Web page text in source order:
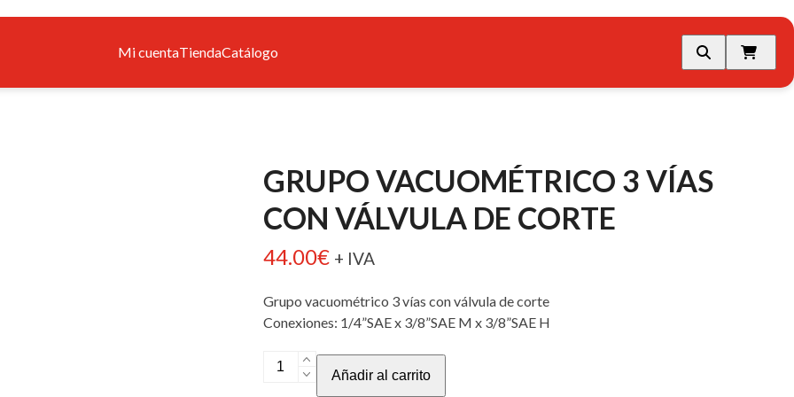
Mi cuentaTiendaCatálogo
GRUPO VACUOMÉTRICO 3 VÍAS
CON VÁLVULA DE CORTE
44.00€ + IVA
Grupo vacuométrico 3 vías con válvula de corte
Conexiones: 1/4”SAE x 3/8”SAE M x 3/8”SAE H
GRUPO
VACUOMÉTRICOAñadir al carrito